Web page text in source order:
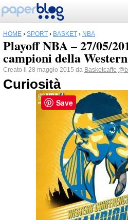
HOME › SPORT › BASKET › NBA
Playoff NBA – 27/05/
campioni della
Creato il 28 maggio 2015 da Basketcaffe
Curiosità
Save